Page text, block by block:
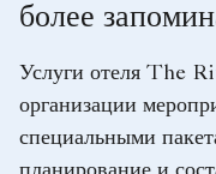
более
Услуги отеля The
организации
специальными